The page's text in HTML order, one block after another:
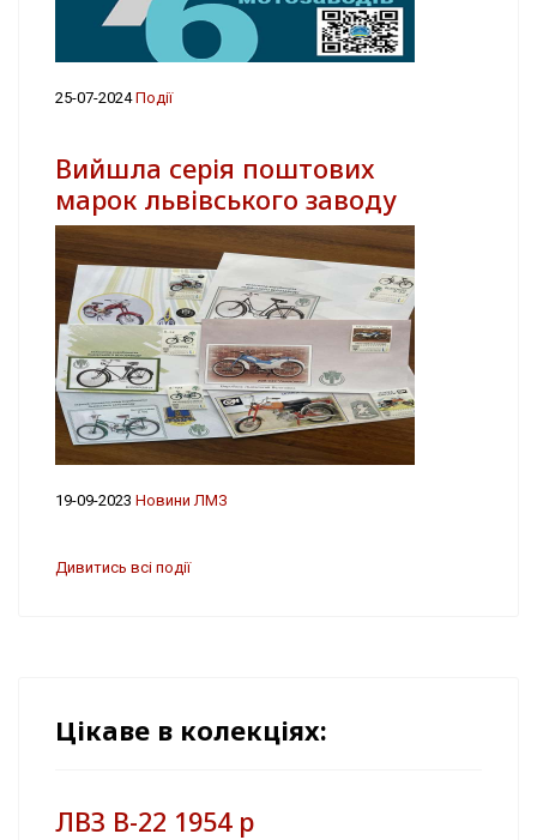
25-07-2024Події
Вийшла серія поштових
марок львівського заводу
19-09-2023 Новини ЛМЗ
Дивитись всі події
Цікаве в колекціях:
ЛВЗ В-22 1954 р